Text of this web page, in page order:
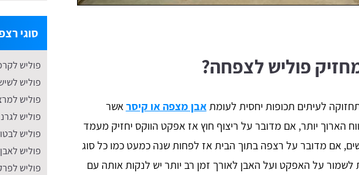
פוליש לצפחה?
לעיתים תכופות יחסית לעומתאבן מצפה או קיסראשר
הארוך יותר, אם מדובר על ריצוף חוץ אז אפקט הווקס יחזיק מעמד
כ-6 חודשים, אם מדובר על רצפה בתוך הבית אז לפחות שנה כמעט כמו כל סוג
על האפקט ועל האבן לאורך זמן רב יותר יש לנקות אותה עם
סוגי
פוליש
פוליש
פוליש
פוליש
פוליש
פוליש לאבן
​פוליש